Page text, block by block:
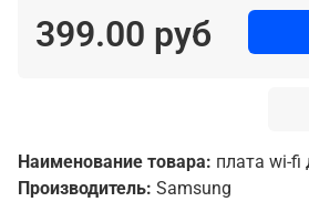
399.00 руб
Наименование товара: плата wi-fi
Производитель: Samsung